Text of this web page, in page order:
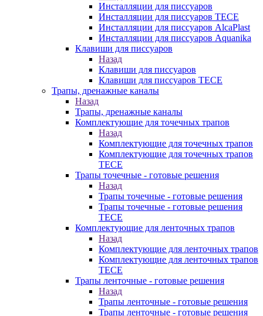
Инсталляции для писсуаров
Инсталляции для писсуаров TECE
Инсталляции для писсуаров AlcaPlast
Инсталляции для писсуаров Aquanika
Клавиши для писсуаров
Назад
Клавиши для писсуаров
Клавиши для писсуаров TECE
Трапы, дренажные каналы
Назад
Трапы, дренажные каналы
Комплектующие для точечных трапов
Назад
Комплектующие для точечных трапов
Комплектующие для точечных трапов
TECE
Трапы точечные - готовые решения
Назад
Трапы точечные - готовые решения
Трапы точечные - готовые решения
TECE
Комплектующие для ленточных трапов
Назад
Комплектующие для ленточных трапов
Комплектующие для ленточных трапов
TECE
Трапы ленточные - готовые решения
Назад
Трапы ленточные - готовые решения
Трапы ленточные - готовые решения